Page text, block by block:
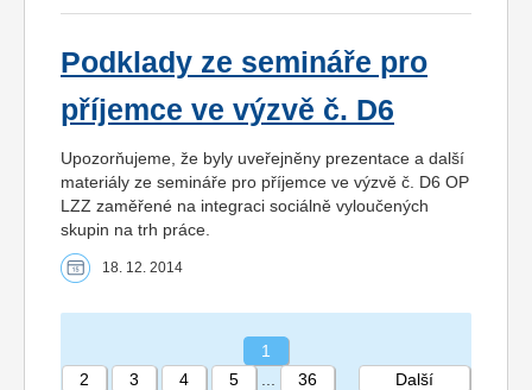
Podklady ze semináře pro
příjemce ve výzvě č. D6
Upozorňujeme, že byly uveřejněny prezentace a další
materiály ze semináře pro příjemce ve výzvě č. D6 OP
LZZ zaměřené na integraci sociálně vyloučených
skupin na trh práce.
18. 12. 2014
1
2
3 4 5 36 Další